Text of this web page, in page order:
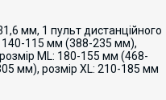
мм, 1 пульт дистанційного
140-115 мм (388-235 мм),
ML: 180-155 мм (468-
мм), розмір XL: 210-185 мм